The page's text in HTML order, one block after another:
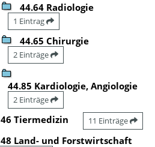
44.64 Radiologie
1 Eintrag
44.65 Chirurgie
2 Einträge
44.85 Kardiologie, Angiologie
2 Einträge
46 Tiermedizin 11 Einträge
48 Land- und Forstwirtschaft